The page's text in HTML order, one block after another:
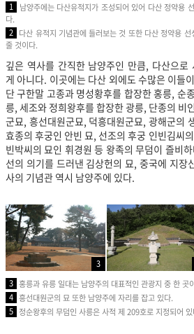
1 남양주에는 다산유적지가 조성되어 있어 다산 정약용
다.
2 다산 유적지 기념관에 들러보는 것 또한 다산 정약용
줄 것이다.
깊은 역사를 간직한 남양주인 만큼, 다산으로
게 아니다. 이곳에는 다산 외에도 수많은 이들
단 구한말 고종과 명성황후를 합장한 홍릉, 순
릉, 세조와 정희왕후를 합장한 광릉, 단종의 비
군묘, 흥선대원군묘, 덕흥대원군묘, 광해군의
효종의 후궁인 안빈 묘, 선조의 후궁 인빈김씨
빈박씨의 묘인 휘경원 등 왕족의 무덤이 즐비
선의 의기를 드러낸 김상헌의 묘, 중국에 지장
사의 기념관 역시 남양주에 있다.
3
3 홍릉과 유릉 일대는 남양주의 대표적인 관광지 중 한 곳
4 흥선대원군의 묘 또한 남양주에 자리를 잡고 있다.
5 정순왕후의 무덤인 사릉은 사적 제 209호로 지정되어